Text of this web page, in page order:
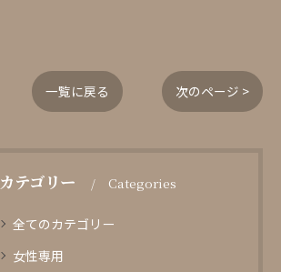
一覧に戻る 次のページ >
カテゴリー Categories
全てのカテゴリー
女性専用